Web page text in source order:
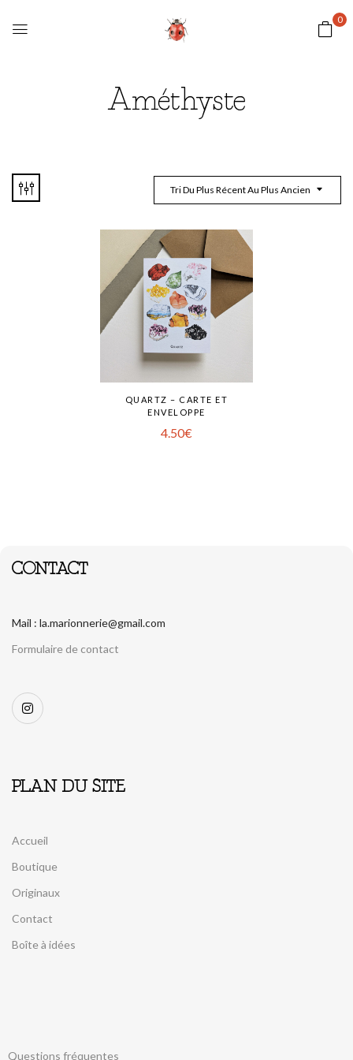
0
Améthyste
Tri Du Plus Récent Au Plus Ancien
QUARTZ – CARTE ET
ENVELOPPE
4.50€
CONTACT
Mail : la.marionnerie@gmail.com
Formulaire de contact
PLAN DU SITE
Accueil
Boutique
Originaux
Contact
Boîte à idées
Questions fréquentes